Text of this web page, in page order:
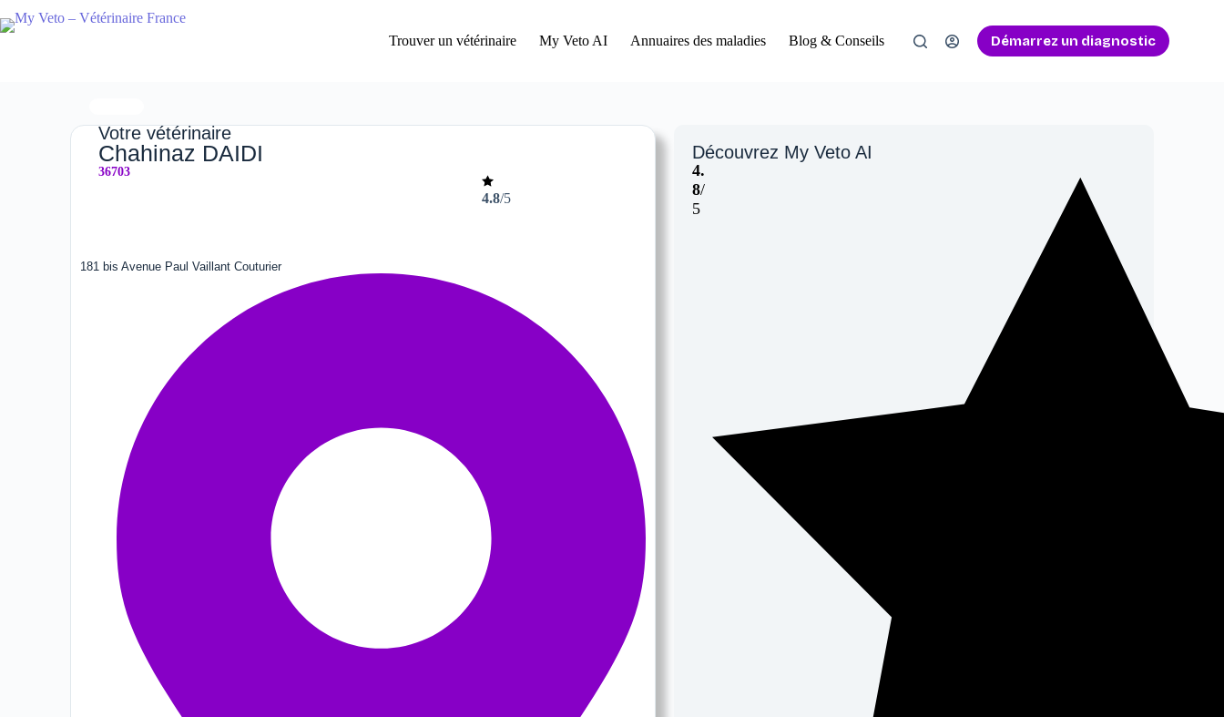
Trouver un vétérinaire My Veto AI Annuaires des maladies Blog & Conseils Démarrez un diagnostic
Votre vétérinaire
Chahinaz DAIDI
36703
4.8/5
181 bis Avenue Paul Vaillant Couturier
Découvrez My Veto AI
4.
8/
5